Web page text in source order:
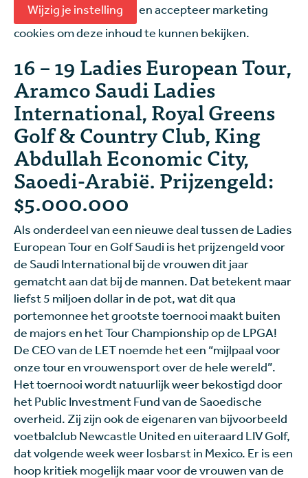
Wijzig je instelling
en accepteer marketing
cookies om deze inhoud te kunnen bekijken.
16 – 19 Ladies European Tour,
Aramco Saudi Ladies
International, Royal Greens
Golf & Country Club, King
Abdullah Economic City,
Saoedi-Arabië. Prijzengeld:
$5.000.000
Als onderdeel van een nieuwe deal tussen de Ladies
European Tour en Golf Saudi is het prijzengeld voor
de Saudi International bij de vrouwen dit jaar
gematcht aan dat bij de mannen. Dat betekent maar
liefst 5 miljoen dollar in de pot, wat dit qua
portemonnee het grootste toernooi maakt buiten
de majors en het Tour Championship op de LPGA!
De CEO van de LET noemde het een “mijlpaal voor
onze tour en vrouwensport over de hele wereld”.
Het toernooi wordt natuurlijk weer bekostigd door
het Public Investment Fund van de Saoedische
overheid. Zij zijn ook de eigenaren van bijvoorbeeld
voetbalclub Newcastle United en uiteraard LIV Golf,
dat volgende week weer losbarst in Mexico. Er is een
hoop kritiek mogelijk maar voor de vrouwen van de